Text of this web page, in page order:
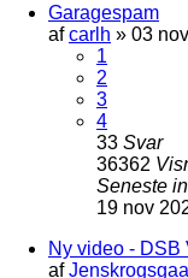
Garagespam
afcarlh » 03
1
2
3
4
33 Svar
36362
Seneste
19 nov
Ny video -
af